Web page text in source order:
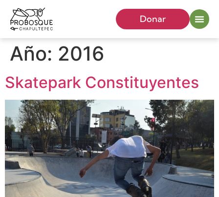
Donar
Año: 2016
Skatepark Constituyentes